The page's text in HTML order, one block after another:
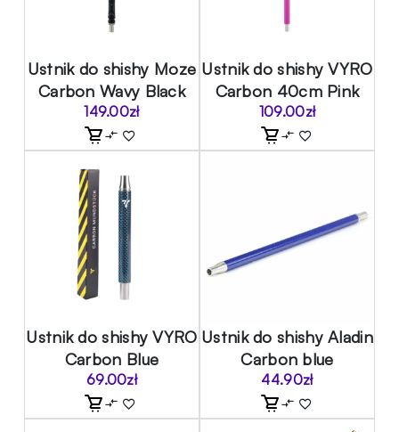
Ustnik do shishy Moze
Carbon Wavy Black
149.00zł
Ustnik do shishy VYRO
Carbon 40cm Pink
109.00zł
Ustnik do shishy VYRO
Carbon Blue
69.00zł
Ustnik do shishy Aladin
Carbon blue
44.90zł